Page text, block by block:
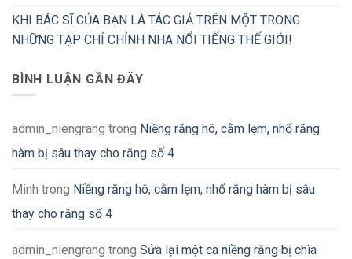
KHI BÁC SĨ CỦA BẠN LÀ TÁC GIẢ TRÊN MỘT TRONG
NHỮNG TẠP CHÍ CHỈNH NHA NỔI TIẾNG THẾ GIỚI!
BÌNH LUẬN GẦN ĐÂY
admin_niengrang trong Niềng răng hô, cằm lẹm, nhổ răng
hàm bị sâu thay cho răng số 4
Minh trong Niềng răng hô, cằm lẹm, nhổ răng hàm bị sâu
thay cho răng số 4
admin_niengrang trong Sửa lại một ca niềng răng bị chìa